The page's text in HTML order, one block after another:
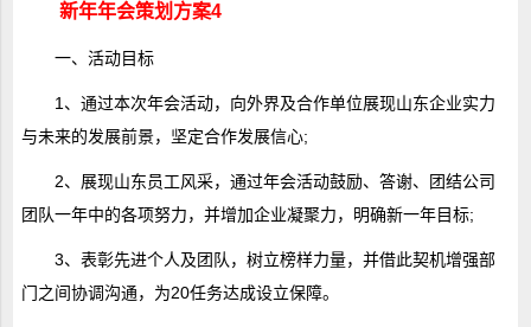
新年年会策划方案4
一、活动目标
1、通过本次年会活动，向外界及合作单位展现山东企业实力
与未来的发展前景，坚定合作发展信心;
2、展现山东员工风采，通过年会活动鼓励、答谢、团结公司
团队一年中的各项努力，并增加企业凝聚力，明确新一年目标;
3、表彰先进个人及团队，树立榜样力量，并借此契机增强部
门之间协调沟通，为20任务达成设立保障。